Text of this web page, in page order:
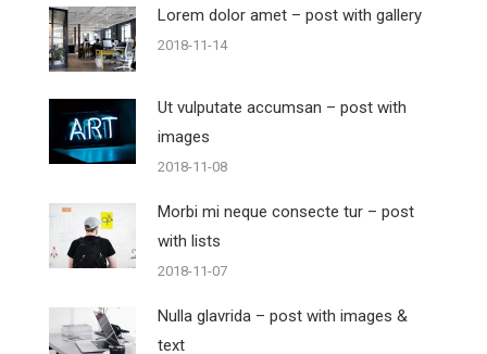
Lorem dolor amet – post with gallery
2018-11-14
Ut vulputate accumsan – post with
images
2018-11-08
Morbi mi neque consecte tur – post
with lists
2018-11-07
Nulla glavrida – post with images &
text